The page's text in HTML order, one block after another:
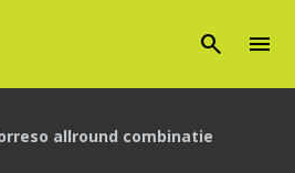
search menu
allround combinatie